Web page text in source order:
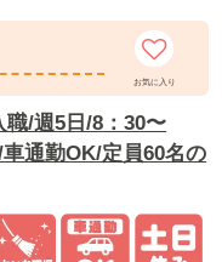
お気に入り
職/週5日/8：30〜
通勤OK/定員60名の